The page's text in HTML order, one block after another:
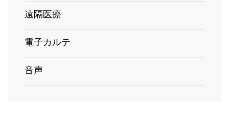
遠隔医療
電子カルテ
音声